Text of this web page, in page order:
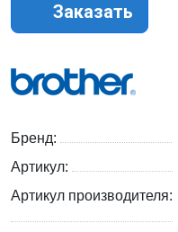
Заказать
Бренд:
Артикул:
Артикул производителя: